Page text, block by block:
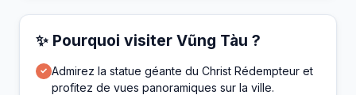
✨ Pourquoi visiter Vũng Tàu ?
✓ Admirez la statue géante du Christ Rédempteur et
profitez de vues panoramiques sur la ville.